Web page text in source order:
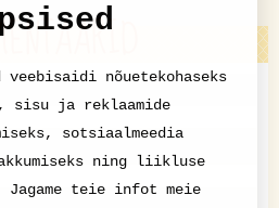
veebisaidi nõuetekohaseks
sisu ja reklaamide
sotsiaalmeedia
ning liikluse
Jagame teie infot meie